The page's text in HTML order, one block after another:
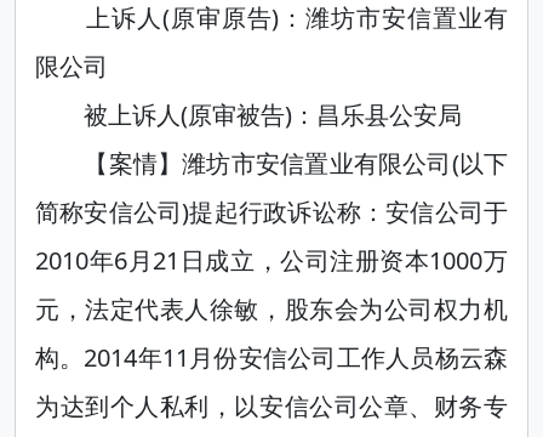
上诉人(原审原告)：潍坊市安信置业有
限公司
被上诉人(原审被告)：昌乐县公安局
【案情】潍坊市安信置业有限公司(以下
简称安信公司)提起行政诉讼称：安信公司于
2010年6月21日成立，公司注册资本1000万
元，法定代表人徐敏，股东会为公司权力机
构。2014年11月份安信公司工作人员杨云森
为达到个人私利，以安信公司公章、财务专